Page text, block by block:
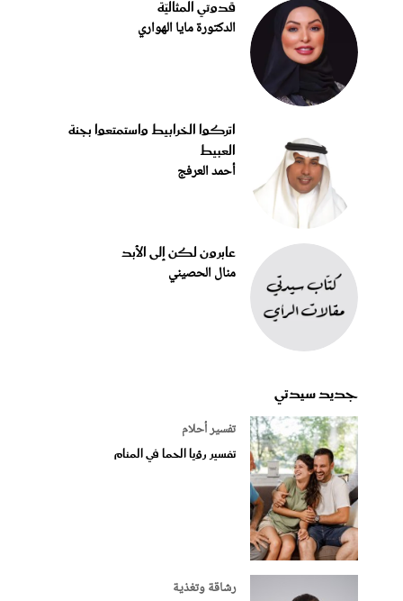
قدوتي المثاليّة
الدكتورة مايا الهواري
اتركوا الخرابيط واستمتعوا بجنة
العبيط
أحمد العرفج
عابرون لكن إلى الأبد
منال الحصيني
جديد سيدتي
تفسير أحلام
تفسير رؤيا الحما في المنام
رشاقة وتغذية